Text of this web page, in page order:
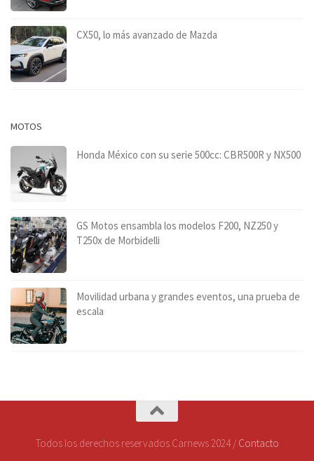
CX50, lo más avanzado de Mazda
MOTOS
Honda México con su serie 500cc: CBR500R y NX500
GS Motos ensambla los modelos F200, NZ250 y
T250x de Morbidelli
Movilidad urbana y grandes eventos, una prueba de
escala
Todos los derechos reservados Carnews 2024 / Contacto